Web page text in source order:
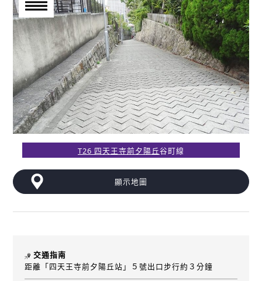
T26 四天王寺前夕陽丘谷町線
顯示地圖
交通指南
距離「四天王寺前夕陽丘站」５號出口步行約３分鐘